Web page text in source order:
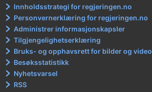
Innholdsstrategi for regjeringen.no
Personvernerklæring for regjeringen.no
Administrer informasjonskapsler
Tilgjengelighetserklæring
Bruks- og opphavsrett for bilder og
Besøksstatistikk
Nyhetsvarsel
RSS